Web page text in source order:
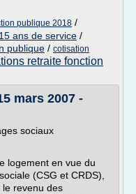
publique 2018 /
ans de service /
publique / cotisation
retraite fonction
mars 2007 -
sociaux
logement en vue du
(CSG et CRDS),
revenu des